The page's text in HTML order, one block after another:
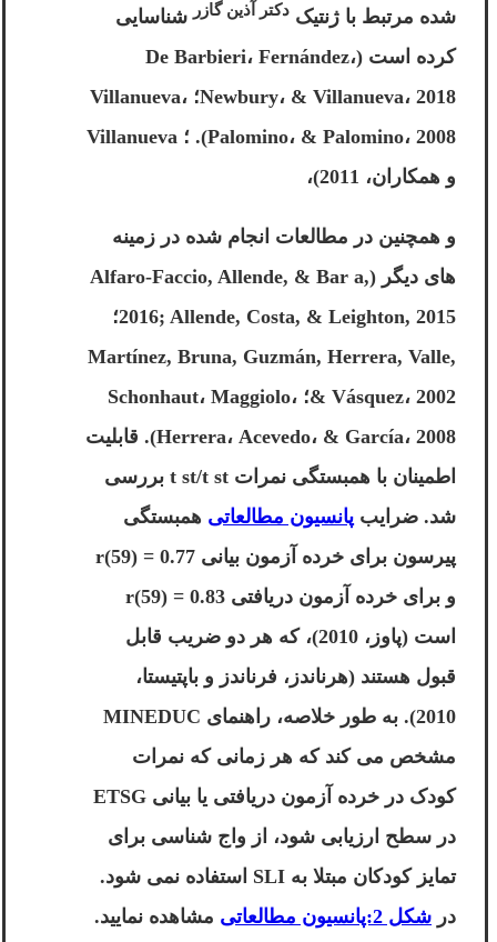
شده مرتبط با ژنتیک دکتر آذین گازر شناسایی
کرده است (De Barbieri، Fernández،
Newbury، & Villanueva، 2018؛ Villanueva،
Palomino، & Palomino، 2008). ؛ Villanueva
و همکاران، 2011)،
و همچنین در مطالعات انجام شده در زمینه
های دیگر (Alfaro-Faccio, Allende, & Bar a,
2016; Allende, Costa, & Leighton, 2015؛
Martínez, Bruna, Guzmán, Herrera, Valle,
& Vásquez، 2002؛ Schonhaut، Maggiolo،
Herrera، Acevedo، & García، 2008). قابلیت
اطمینان با همبستگی نمرات t st/t st بررسی
شد. ضرایب پانسیون مطالعاتی همبستگی
پیرسون برای خرده آزمون بیانی r(59) = 0.77
و برای خرده آزمون دریافتی r(59) = 0.83
است (پاوز، 2010)، که هر دو ضریب قابل
قبول هستند (هرناندز، فرناندز و باپتیستا،
2010). به طور خلاصه، راهنمای MINEDUC
مشخص می کند که هر زمانی که نمرات
کودک در خرده آزمون دریافتی یا بیانی ETSG
در سطح ارزیابی شود، از واج شناسی برای
تمایز کودکان مبتلا به SLI استفاده نمی شود.
در شکل 2:پانسیون مطالعاتی مشاهده نمایید.